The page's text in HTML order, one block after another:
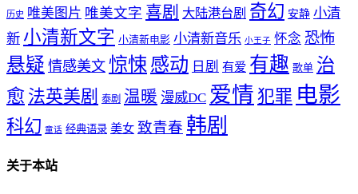
历史 唯美图片 唯美文字 喜剧 大陆港台剧 奇幻 安静 小清
新 小清新文字 小清新电影 小清新音乐 小王子 怀念 恐怖
悬疑 情感美文 惊悚 感动 日剧 有爱 有趣 歌单 治
愈 法英美剧 泰剧 温暖 漫威DC 爱情 犯罪 电影
科幻 童话 经典语录 美女 致青春 韩剧
关于本站